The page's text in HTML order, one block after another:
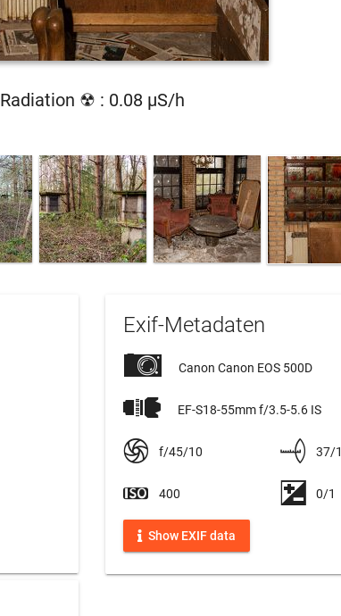
Radiation ☢ : 0.08 µS/h
Exif-Metadaten
Canon Canon EOS 500D
EF-S18-55mm f/3.5-5.6 IS
f/45/10 37/1
400 0/1
Show EXIF data